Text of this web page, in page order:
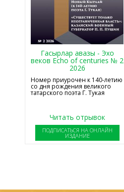
Гасырлар авазы - Эхо
веков Echo of centuries № 2
2026
Номер приурочен к 140-летию
со дня рождения великого
татарского поэта Г. Тукая
Читать отрывок
ПОДПИСАТЬСЯ НА ОНЛАЙН
ИЗДАНИЕ